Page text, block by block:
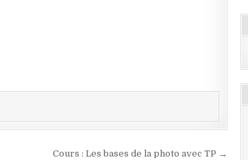
Cours : Les bases de la photo avec TP →